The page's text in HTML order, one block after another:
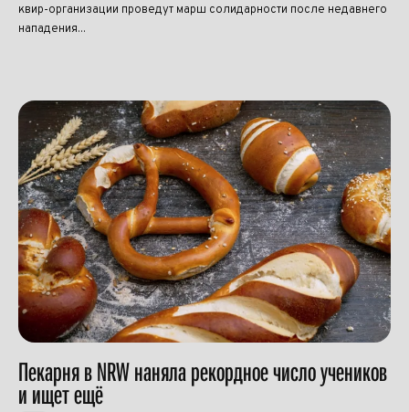
квир-организации проведут марш солидарности после недавнего
нападения...
Пекарня в NRW наняла рекордное число учеников
и ищет ещё